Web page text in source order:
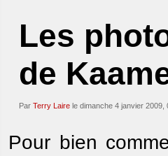
Les
de
Par Terry Laire le dimanche 4 janvier 2009,
Pour bien